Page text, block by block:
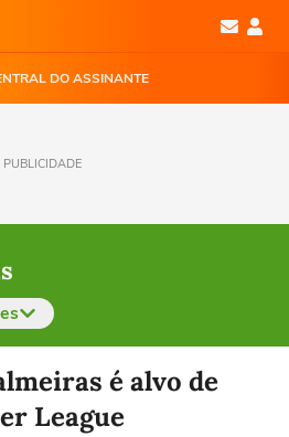
DO ASSINANTE
PUBLICIDADE
as notícias é alvo de
League